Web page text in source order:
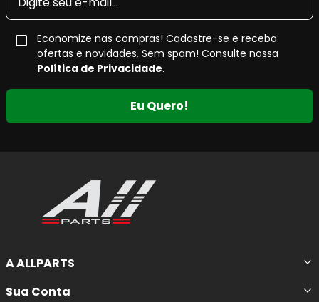
Economize nas compras! Cadastre-se e receba
ofertas e novidades. Sem spam! Consulte nossa
Política de Privacidade.
Eu Quero!
A ALLPARTS
Sua Conta